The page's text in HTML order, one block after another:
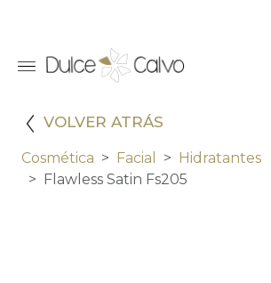
VOLVER ATRÁS
Cosmética Facial
Hidratantes
Flawless Satin Fs205